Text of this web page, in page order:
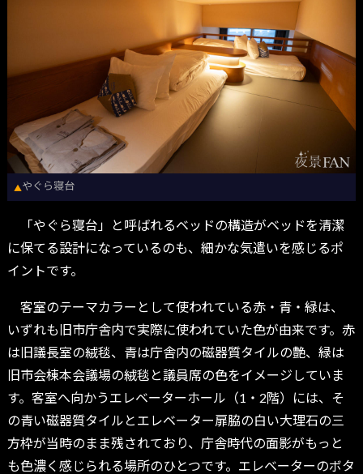
▲やぐら寝台
「やぐら寝台」と呼ばれるベッドの構造がベッドを清潔
に保てる設計になっているのも、細かな気遣いを感じるポ
イントです。
客室のテーマカラーとして使われている赤・青・緑は、
いずれも旧市庁舎内で実際に使われていた色が由来です。赤
は旧議長室の絨毯、青は庁舎内の磁器質タイルの艶、緑は
旧市会棟本会議場の絨毯と議員席の色をイメージしていま
す。客室へ向かうエレベーターホール（1・2階）には、そ
の青い磁器質タイルとエレベーター扉脇の白い大理石の三
方枠が当時のまま残されており、庁舎時代の面影がもっと
も色濃く感じられる場所のひとつです。エレベーターのボタ